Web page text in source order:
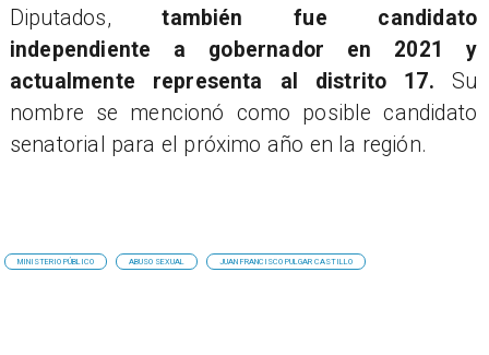
Diputados,también fue candidato
independiente a gobernador en 2021 y
actualmente representa al distrito 17. Su
nombre se mencionó como posible candidato
senatorial para el próximo año en la región.
MINISTERIO PÚBLICO ABUSO SEXUAL JUAN FRANCISCO PULGAR CASTILLO